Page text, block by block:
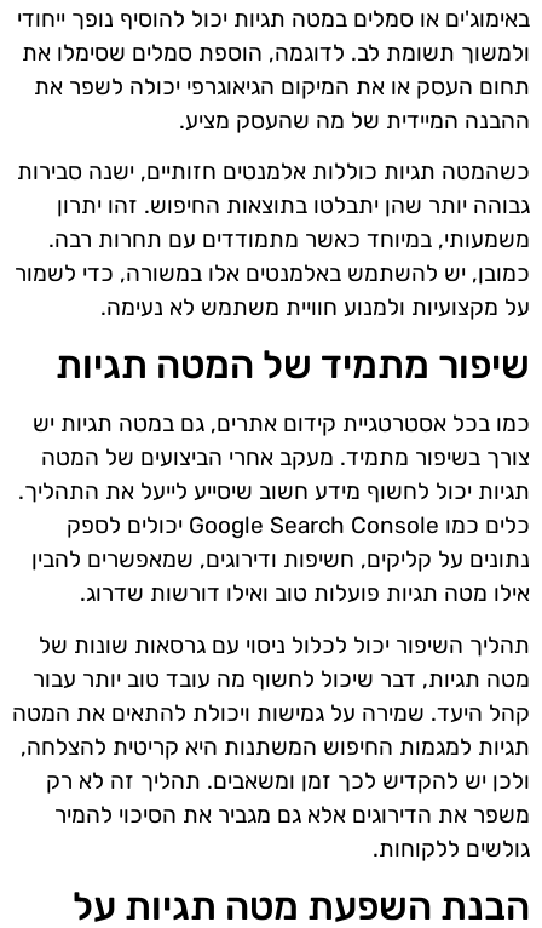
באימוג'ים או סמלים במטה תגיות יכול להוסיף נופך ייחודי
ולמשוך תשומת לב. לדוגמה, הוספת סמלים שסימלו את
תחום העסק או את המיקום הגיאוגרפי יכולה לשפר את
ההבנה המיידית של מה שהעסק מציע.
כשהמטה תגיות כוללות אלמנטים חזותיים, ישנה סבירות
גבוהה יותר שהן יתבלטו בתוצאות החיפוש. זהו יתרון
משמעותי, במיוחד כאשר מתמודדים עם תחרות רבה.
כמובן, יש להשתמש באלמנטים אלו במשורה, כדי לשמור
על מקצועיות ולמנוע חוויית משתמש לא נעימה.
שיפור מתמיד של המטה תגיות
כמו בכל אסטרטגיית קידום אתרים, גם במטה תגיות יש
צורך בשיפור מתמיד. מעקב אחרי הביצועים של המטה
תגיות יכול לחשוף מידע חשוב שיסייע לייעל את התהליך.
כלים כמו Google Search Console יכולים לספק
נתונים על קליקים, חשיפות ודירוגים, שמאפשרים להבין
אילו מטה תגיות פועלות טוב ואילו דורשות שדרוג.
תהליך השיפור יכול לכלול ניסוי עם גרסאות שונות של
מטה תגיות, דבר שיכול לחשוף מה עובד טוב יותר עבור
קהל היעד. שמירה על גמישות ויכולת להתאים את המטה
תגיות למגמות החיפוש המשתנות היא קריטית להצלחה,
ולכן יש להקדיש לכך זמן ומשאבים. תהליך זה לא רק
משפר את הדירוגים אלא גם מגביר את הסיכוי להמיר
גולשים ללקוחות.
הבנת השפעת מטה תגיות על